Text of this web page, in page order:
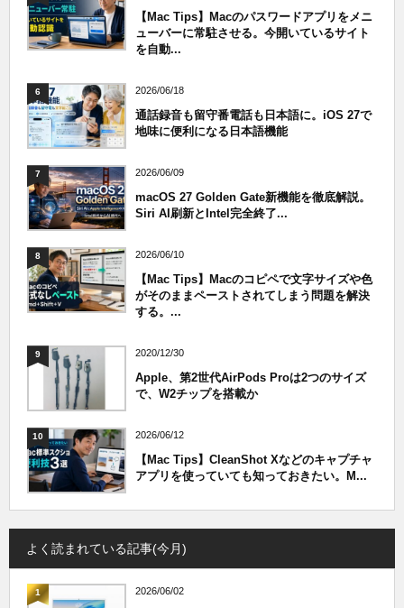
【Mac Tips】Macのパスワードアプリをメニ
ューバーに常駐させる。今開いているサイト
を自動...
6 2026/06/18
通話録音も留守番電話も日本語に。iOS 27で
地味に便利になる日本語機能
7 2026/06/09
macOS 27 Golden Gate新機能を徹底解説。
Siri AI刷新とIntel完全終了...
8 2026/06/10
【Mac Tips】Macのコピペで文字サイズや色
がそのままペーストされてしまう問題を解決
する。...
9 2020/12/30
Apple、第2世代AirPods Proは2つのサイズ
で、W2チップを搭載か
10 2026/06/12
【Mac Tips】CleanShot Xなどのキャプチャ
アプリを使っていても知っておきたい。M...
よく読まれている記事(今月)
1 2026/06/02